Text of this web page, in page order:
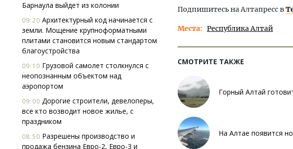
Барнаула выйдет из колонии
09:20 Архитектурный код начинается с
земли. Мощение крупноформатными
плитами становится новым стандартом
благоустройства
09:10 Грузовой самолет столкнулся с
неопознанным объектом над
аэропортом
09:00 Дорогие строители, девелоперы,
все кто возводит новое жилье, с
праздником
08:50 Разрешены производство и
продажа бензина Евро-2, Евро-3 и
Подпишитесь на Алтапресс в
Места Республика Алтай
СМОТРИТЕ ТАКЖЕ
Горный Алтай
На Алтае появится